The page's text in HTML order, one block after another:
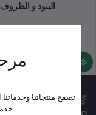
البنود و الظروف
سياسة الدعم
تصفح منتجاتنا